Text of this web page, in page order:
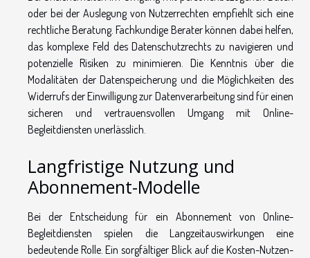
oder bei der Auslegung von Nutzerrechten empfiehlt sich eine
rechtliche Beratung. Fachkundige Berater können dabei helfen,
das komplexe Feld des Datenschutzrechts zu navigieren und
potenzielle Risiken zu minimieren. Die Kenntnis über die
Modalitäten der Datenspeicherung und die Möglichkeiten des
Widerrufs der Einwilligung zur Datenverarbeitung sind für einen
sicheren und vertrauensvollen Umgang mit Online-
Begleitdiensten unerlässlich.
Langfristige Nutzung und
Abonnement-Modelle
Bei der Entscheidung für ein Abonnement von Online-
Begleitdiensten spielen die Langzeitauswirkungen eine
bedeutende Rolle. Ein sorgfältiger Blick auf die Kosten-Nutzen-